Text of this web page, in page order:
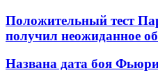
Положительный тест
получил неожиданное
Названа дата боя